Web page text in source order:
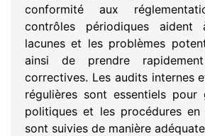
conformité aux
contrôles périodiques
lacunes et les problèmes
ainsi de prendre
correctives. Les audits internes
régulières sont essentiels pour
politiques et les procédures en
sont suivies de manière